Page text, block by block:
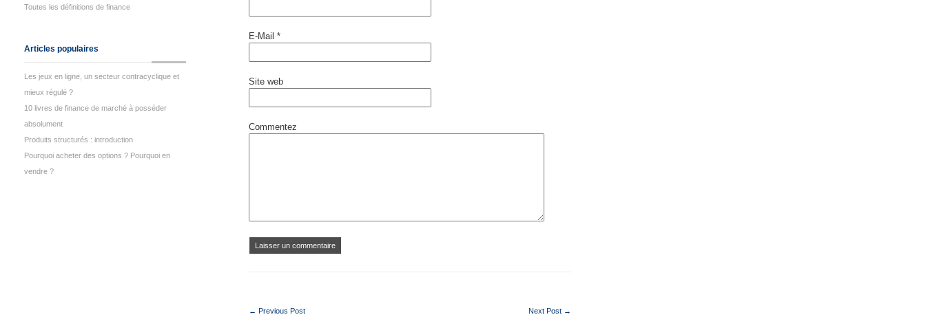
Toutes les définitions de finance
Articles populaires
Les jeux en ligne, un secteur contracyclique et
mieux régulé ?
10 livres de finance de marché à posséder
absolument
Produits structurés : introduction
Pourquoi acheter des options ? Pourquoi en
vendre ?
E-Mail *
Site web
Commentez
← Previous Post Next Post →